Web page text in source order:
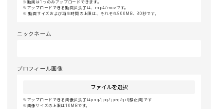
動画は1つのみアップロードできます。
アップロードできる動画拡張子は、mp4/movです。
動画サイズおよび再生時間の上限は、それぞれ500MB、30秒です。
ニックネーム
プロフィール画像
ファイルを選択
アップロードできる画像拡張子はpng/jpg/jpeg/gif(静止画)です
画像サイズの上限は10MBです。